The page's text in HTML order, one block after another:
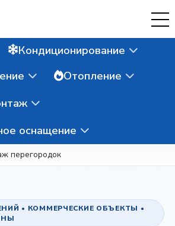
Кондиционирование
Отопление
оснащение
перегородок
• КОММЕРЧЕСКИЕ ОБЪЕКТЫ •